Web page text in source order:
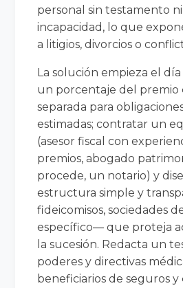
personal sin testamento
incapacidad, lo que
a litigios, divorcios o
La solución empieza el
un porcentaje del premio
separada para
estimadas; contratar un
(asesor fiscal con
premios, abogado
procede, un notario) y
estructura simple y
fideicomisos, sociedades
específico— que proteja
la sucesión. Redacta un
poderes y directivas
beneficiarios de seguros y